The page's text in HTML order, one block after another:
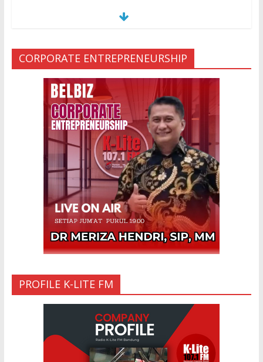
29 Jan 2024
Ketakutan Setengah Mati setelah Main Jailangkung, 28
Anak Gadis Dirawat di Rumah Sakit
“Cinta di Ujung Parigi”
11 Sep 2025
CORPORATE ENTREPRENEURSHIP
PROFILE K-LITE FM